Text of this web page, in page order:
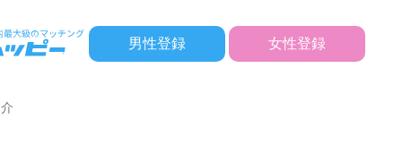
男性登録 女性登録